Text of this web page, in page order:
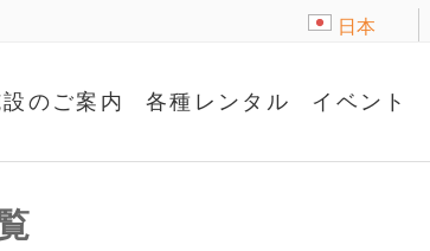
日本
のご案内 各種レンタル イベント